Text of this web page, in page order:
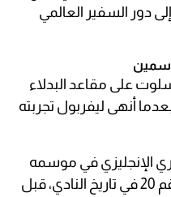
دور السفير العالمي
على مقاعد البدلاء
أنهى ليفربول تجربته
الإنجليزي في موسمه
الأول 2024-2025، وهو اللقب رقم 20 في تاريخ النادي، قبل